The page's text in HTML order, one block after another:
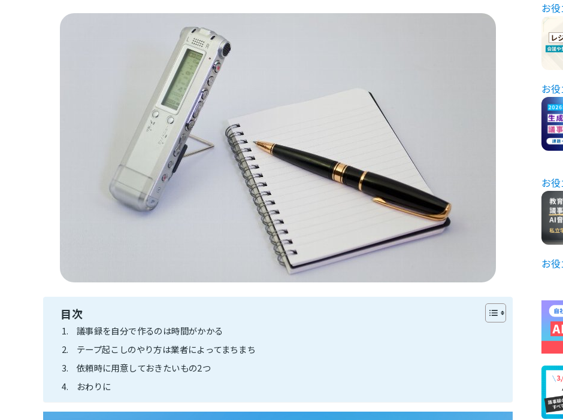
目次
議事録を自分で作るのは時間がかかる
テープ起こしのやり方は業者によってまちまち
依頼時に用意しておきたいもの2つ
おわりに
お
お
お
お